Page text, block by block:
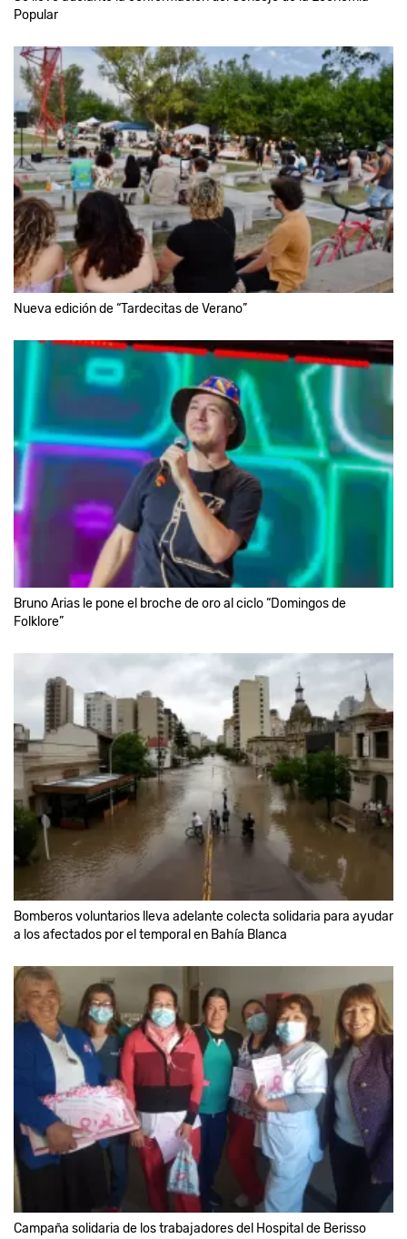
Popular
Nueva edición de “Tardecitas de Verano”
Bruno Arias le pone el broche de oro al ciclo “Domingos de
Folklore”
Bomberos voluntarios lleva adelante colecta solidaria para ayudar
a los afectados por el temporal en Bahía Blanca
Campaña solidaria de los trabajadores del Hospital de Berisso